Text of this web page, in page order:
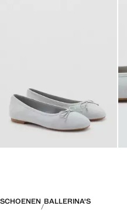
SCHOENEN BALLERINA'S